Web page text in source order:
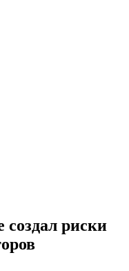
создал риски